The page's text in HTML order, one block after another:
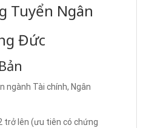
Tuyển Ngân
Đức
ngành Tài chính, Ngân
trở lên (ưu tiên có chứng